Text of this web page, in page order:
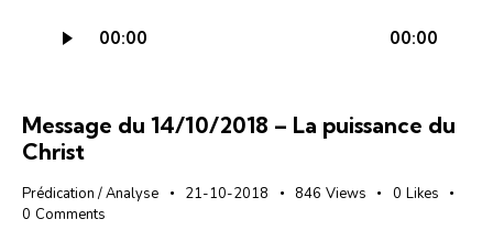
audio
00:00 00:00
Message du 14/10/2018 – La puissance du
Christ
Prédication / Analyse 21-10-2018 846 Views 0 Likes
0 Comments